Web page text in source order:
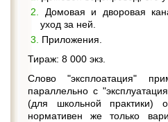
Домовая и дворовая
уход за ней.
Приложения.
Тираж: 8 000 экз.
Слово "эксплоатация"
параллельно с
(для школьной практики)
нормативен же только